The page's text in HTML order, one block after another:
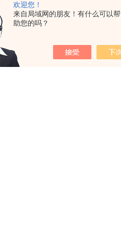
欢迎您！
来自局域网的朋友！有什么可以帮
助您的吗？